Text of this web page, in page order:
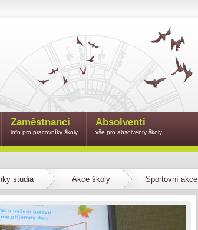
studia Akce školy Sportovní akce
Zaměstnanci
info pro pracovníky školy
Absolventi
vše pro absolventy školy